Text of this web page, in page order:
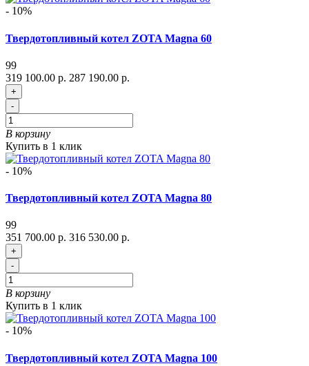
- 10%
Твердотопливный котел ZOTA Magna 60
99
319 100.00 р. 287 190.00 р.
+
-
В корзину
Купить в 1 клик
- 10%
Твердотопливный котел ZOTA Magna 80
99
351 700.00 р. 316 530.00 р.
+
-
В корзину
Купить в 1 клик
- 10%
Твердотопливный котел ZOTA Magna 100